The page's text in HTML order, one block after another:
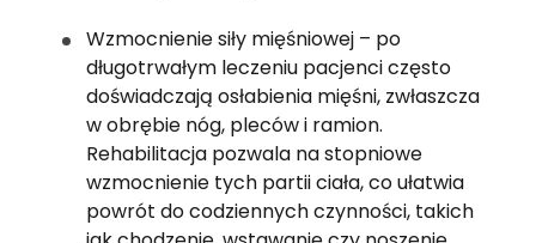
Wzmocnienie siły mięśniowej – po
długotrwałym leczeniu pacjenci często
doświadczają osłabienia mięśni, zwłaszcza
w obrębie nóg, pleców i ramion.
Rehabilitacja pozwala na stopniowe
wzmocnienie tych partii ciała, co ułatwia
powrót do codziennych czynności, takich